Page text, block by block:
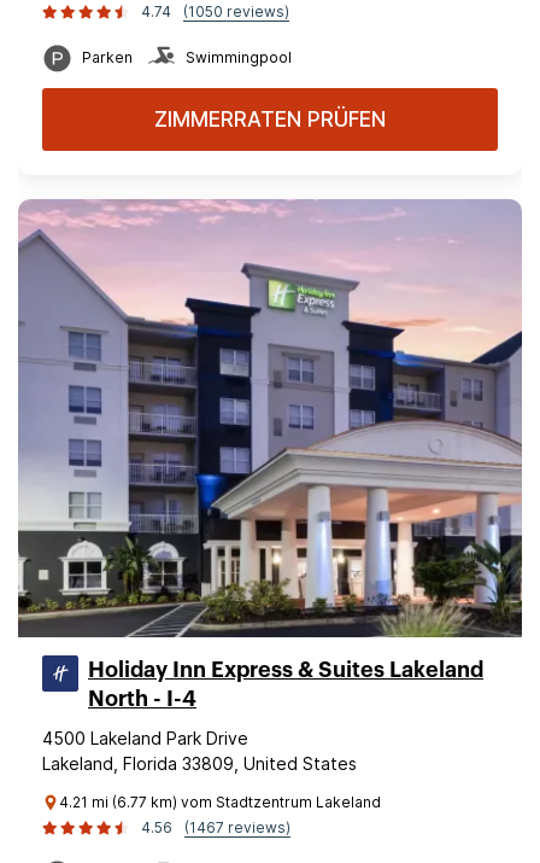
4.74
(1050 reviews)
Parken Swimmingpool
ZIMMERRATEN PRÜFEN
Holiday Inn Express & Suites Lakeland
North - I-4
4500 Lakeland Park Drive
Lakeland, Florida 33809, United States
4.21 mi (6.77 km) vom Stadtzentrum Lakeland
4.56
(1467 reviews)